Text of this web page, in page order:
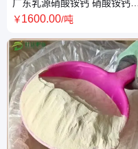
广东乳源硝酸铵钙 硝酸铵钙现
货 全水溶硝酸铵钙 打造南宁中
￥1600.00/吨